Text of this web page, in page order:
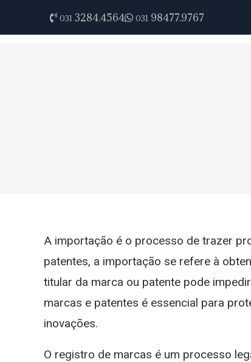
031 3284.4564 031 98477.9767
A importação é o processo de trazer
patentes, a importação se refere à
titular da marca ou patente pode
marcas e patentes é essencial para
inovações.
O registro de marcas é um processo